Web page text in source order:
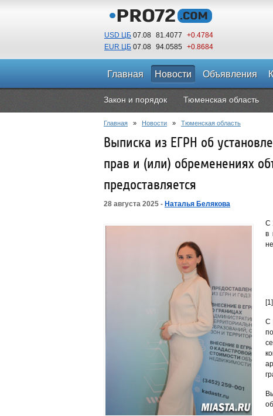
USD ЦБ 07.08 81.4077
+0.4784
EUR ЦБ 07.08 94.0585 +0.8684
Главная Новости Объявления
Закон и порядок Тюменская область
Главная » Новости » Тюменская область
Выписка из ЕГРН об
прав и (или) обременениях
предоставляется
28 августа 2025 - Наталья Белякова
С
в
С